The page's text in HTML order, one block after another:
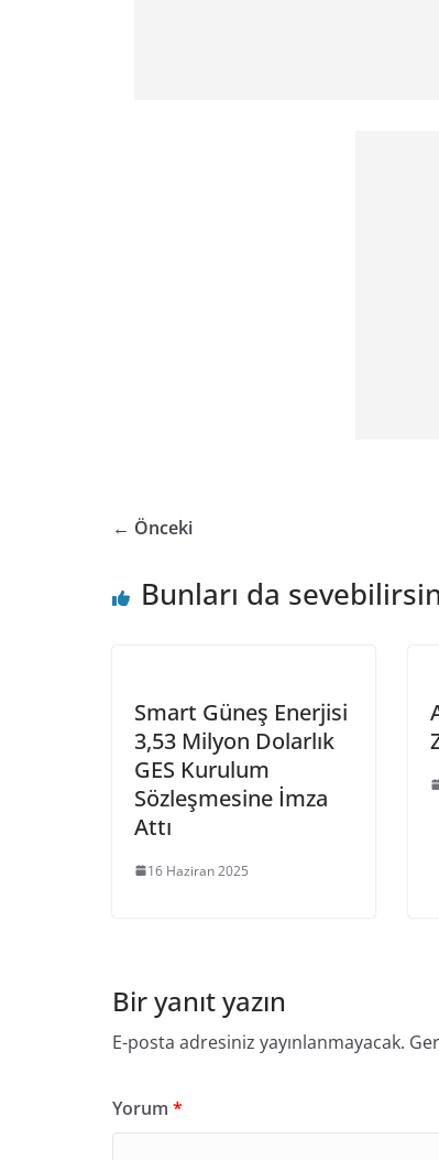
← Önceki
Bunları da
Smart Güneş Enerjisi
3,53 Milyon Dolarlık
GES Kurulum
Sözleşmesine İmza
Attı
16 Haziran 2025
Bir yanıt yazın
E-posta adresiniz yayınlanmayacak.
Yorum *